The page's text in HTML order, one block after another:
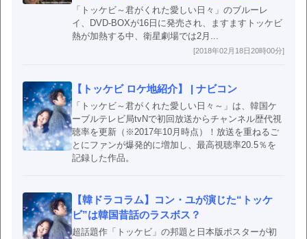
「トッケビ～君がくれた愛しい日々」のブルーレ
イ、DVD-BOXが16日に発売され、ますますトッケビ
熱が加熱する中、衛星劇場では2月...
[2018年02月18日20時00分]
【トッケビ ロケ地紹介】 | ナビコン
「トッケビ～君がくれた愛しい日々～」は、韓国ケ
ーブルテレビ局tvNで初回放送からチャンネル歴代視
聴率を更新（※2017年10月時点）！放送を重ねるご
とにファンが爆発的に増加し、最高視聴率20.5％を
記録した作品。
【韓ドラコラム】コン・ユが演じた“トッケ
ビ”は韓国昔話のラスボス？
超話題作「トッケビ」の邦題と日本版ポスターが初